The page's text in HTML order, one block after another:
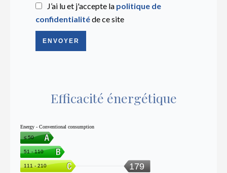
J’ai lu et j'accepte la politique de
confidentialitéde ce site
ENVOYER
Efficacité énergétique